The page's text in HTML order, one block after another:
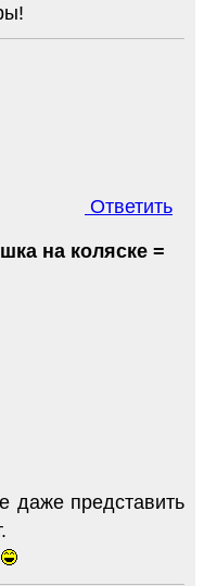
Ответить
на коляске =
даже представить